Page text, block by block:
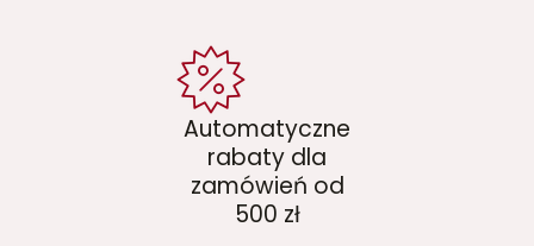
Automatyczne
rabaty dla
zamówień od
500 zł